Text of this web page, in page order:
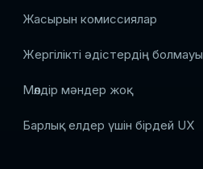
Жасырын комиссиялар
Жергілікті әдістердің болмауы
Мөлдір мәндер жоқ
Барлық елдер үшін бірдей UX